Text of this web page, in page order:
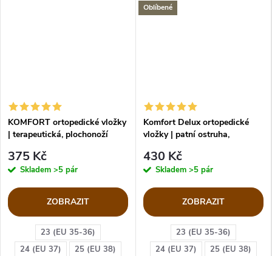
23 (EU 35-36)
24 (EU 37)
25 (EU 38)
KOMFORT ortopedické vložky
| terapeutická, plochonoží
375 Kč
Skladem >5 pár
ZOBRAZIT
Oblíbené
23 (EU 35-36)
24 (EU 37)
25 (EU 38)
Komfort Delux ortopedické
vložky | patní ostruha,
430 Kč
Skladem >5 pár
ZOBRAZIT